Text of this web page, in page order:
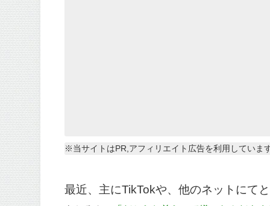
※当サイトはPR,アフィリエイト広告を利用していま
最近、主にTikTokや、他のネットにて